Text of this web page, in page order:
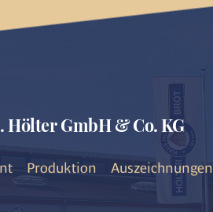
Hölter GmbH & Co. KG
Produktion Auszeichnungen